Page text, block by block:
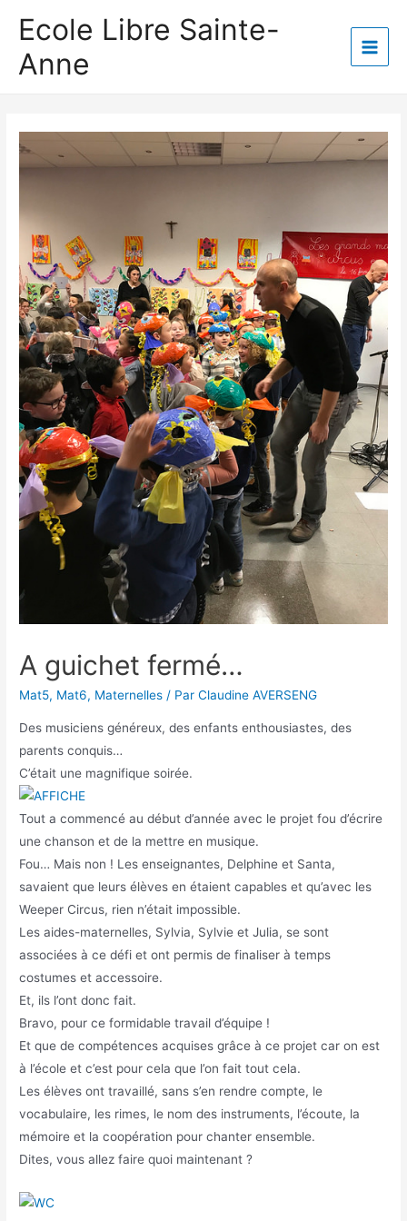
contenu
Ecole Libre Sainte-
Anne
Main
A guichet fermé…
Mat5, Mat6, Maternelles / ParClaudine AVERSENG
Des musiciens généreux, des enfants enthousiastes, des
parents conquis…
C’était une magnifique soirée.
Tout a commencé au début d’année avec le projet fou d’écrire
une chanson et de la mettre en musique.
Fou… Mais non ! Les enseignantes, Delphine et Santa,
savaient que leurs élèves en étaient capables et qu’avec les
Weeper Circus, rien n’était impossible.
Les aides-maternelles, Sylvia, Sylvie et Julia, se sont
associées à ce défi et ont permis de finaliser à temps
costumes et accessoire.
Et, ils l’ont donc fait.
Bravo, pour ce formidable travail d’équipe !
Et que de compétences acquises grâce à ce projet car on est
à l’école et c’est pour cela que l’on fait tout cela.
Les élèves ont travaillé, sans s’en rendre compte, le
vocabulaire, les rimes, le nom des instruments, l’écoute, la
mémoire et la coopération pour chanter ensemble.
Dites, vous allez faire quoi maintenant ?